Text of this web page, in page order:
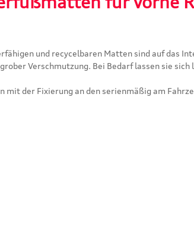
und recycelbaren Matten sind auf das
Verschmutzung. Bei Bedarf lassen sie sich
der Fixierung an den serienmäßig am